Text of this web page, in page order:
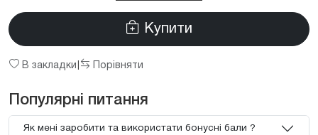
Купити
В закладки Порівняти
Популярні питання
Як мені заробити та використати бонусні бали ?